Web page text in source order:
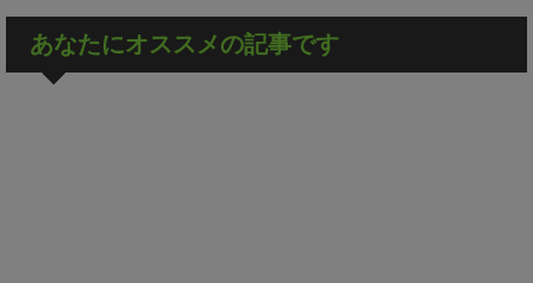
あなたにオススメの記事です